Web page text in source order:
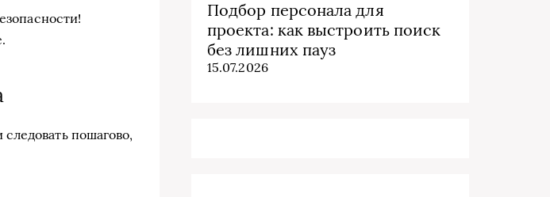
пошагово,
Подбор персонала для
проекта: как выстроить поиск
без лишних пауз
15.07.2026